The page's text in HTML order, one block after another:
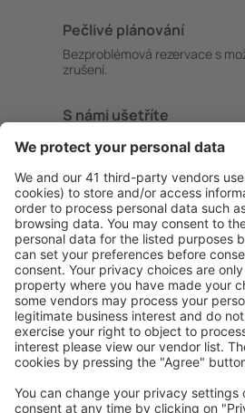
Pečlivé plánování
Bezproblémová rezervace s
zrušení.
S námi ušetříte
Atraktivní ceny a speciální
uživatele.
Ubytování dle vašeho
Vyberte si z více než 1.3 milionu
apartmánů, chat a dalších.
Uživateli eSky nejčastěji
Ubytování ve Spojených státech
města
Ubytování in Sevierville Ubytování